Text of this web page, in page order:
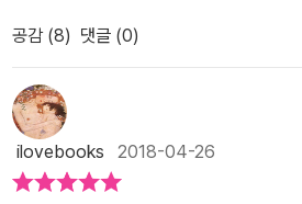
아이들은 드디어 그토록 꿈에 그리던 지구
력의 역습에 노출된다. 꿈에 그리던 지구는
험한 공간이다. 물론, 그리움의 공간인 지
하고 상상할 수 없는 행복을 주는 공간이었
나도 고통스러운 공간이다. 게다가 아이들은 자신들의 탄생에 얽힌
비밀을 알게 된다. 자신들은 실험의 산물
아이를 잉태할 수 있고, 출산할 수 있는 지
공감 (8) 댓글 (0)
ilovebooks 2018-04-26